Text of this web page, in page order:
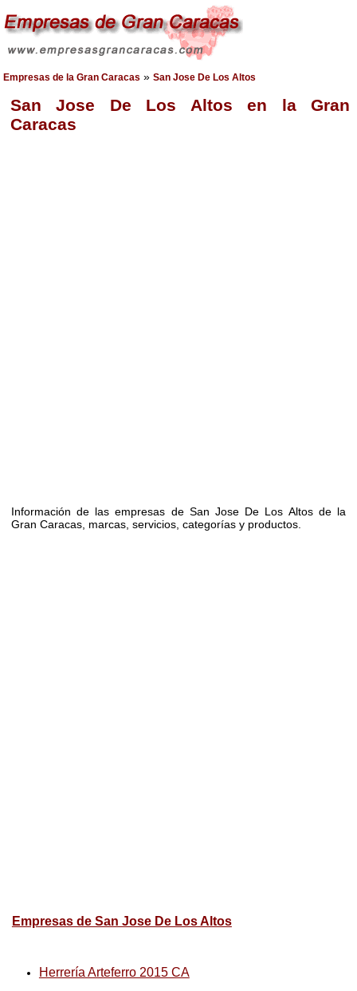
Empresas de la Gran Caracas » San Jose De Los Altos
San Jose De Los Altos en la Gran
Caracas
Información de las empresas de San Jose De Los Altos de la
Gran Caracas, marcas, servicios, categorías y productos.
Empresas de San Jose De Los Altos
Herrería Arteferro 2015 CA